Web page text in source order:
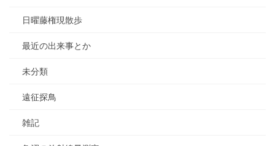
日曜藤権現散歩
最近の出来事とか
未分類
遠征探鳥
雑記